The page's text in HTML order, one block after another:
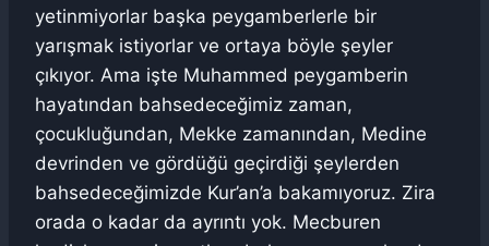
yetinmiyorlar başka peygamberlerle bir
yarışmak istiyorlar ve ortaya böyle şeyler
çıkıyor. Ama işte Muhammed peygamberin
hayatından bahsedeceğimiz zaman,
çocukluğundan, Mekke zamanından, Medine
devrinden ve gördüğü geçirdiği şeylerden
bahsedeceğimizde Kur’an’a bakamıyoruz. Zira
orada o kadar da ayrıntı yok. Mecburen